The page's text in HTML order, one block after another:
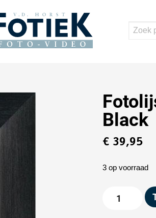
Black
€39,95
3 op voorraad